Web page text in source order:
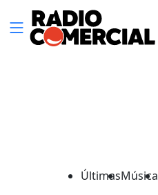
ÚltimasMúsica